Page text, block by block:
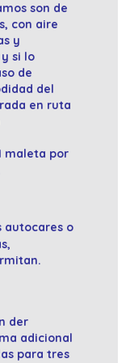
son de
con aire
y
si lo
de
del
en ruta
maleta por
autocares o
der
adicional
para tres